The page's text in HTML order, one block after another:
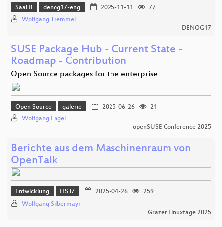
Saal B denog17-eng 2025-11-11
77
Wolfgang Tremmel
DENOG17
SUSE Package Hub - Current State -
Roadmap - Contribution
Open Source packages for the enterprise
Open Source galerie 2025-06-26
21
Wolfgang Engel
openSUSE Conference 2025
Berichte aus dem Maschinenraum von
OpenTalk
Entwicklung HS i7 2025-04-26
259
Wolfgang Silbermayr
Grazer Linuxtage 2025